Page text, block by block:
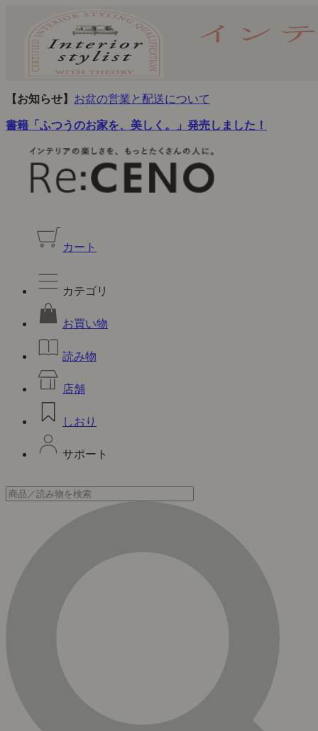
【お知らせ】 お盆の営業と配送について
書籍「ふつうのお家を、美しく。」発売しました！
カート
カテゴリ
お買い物
読み物
店舗
しおり
サポート